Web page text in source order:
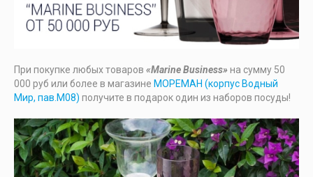
При покупке любых товаров «Marine Business»на сумму 50
000 руб или более в магазине МОРЕМАН (корпус Водный
Мир, пав.М08) получите в подарок один из наборов посуды!